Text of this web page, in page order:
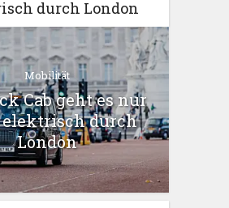
durch London
Mobilität
Cab geht es nur
durch
London